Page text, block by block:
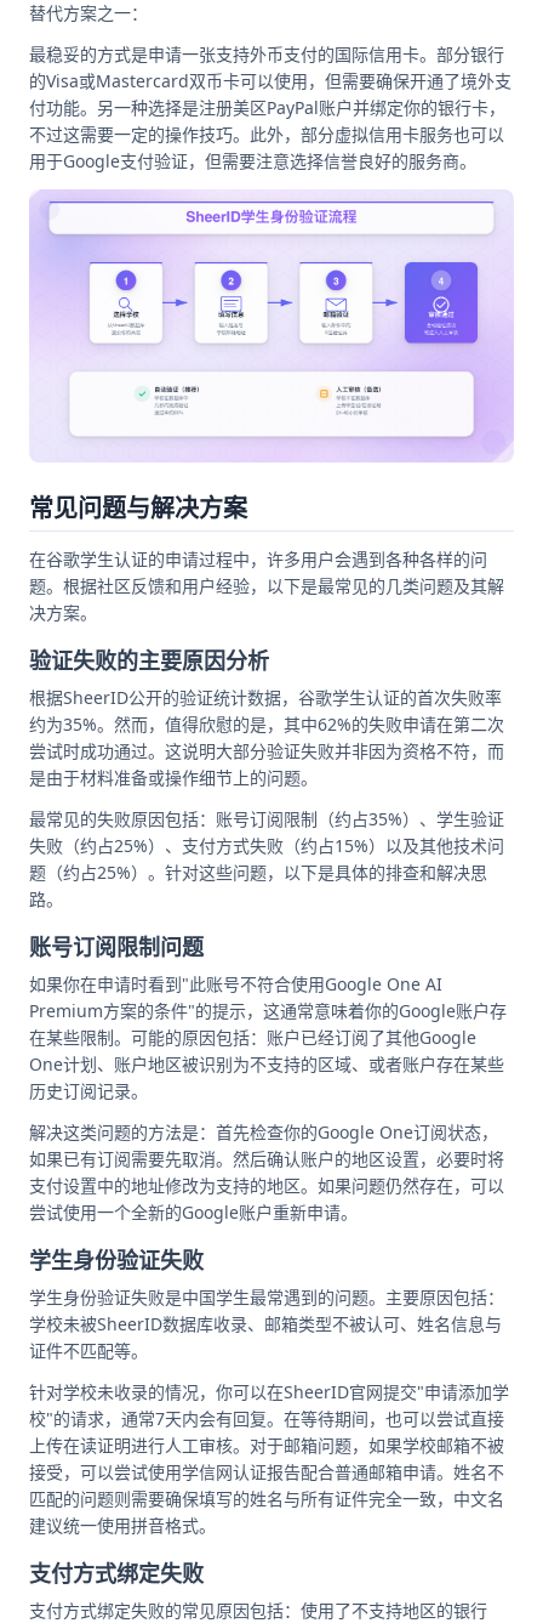
替代方案之一：
最稳妥的方式是申请一张支持外币支付的国际信用卡。部分银行
的Visa或Mastercard双币卡可以使用，但需要确保开通了境外支
付功能。另一种选择是注册美区PayPal账户并绑定你的银行卡，
不过这需要一定的操作技巧。此外，部分虚拟信用卡服务也可以
用于Google支付验证，但需要注意选择信誉良好的服务商。
常见问题与解决方案
在谷歌学生认证的申请过程中，许多用户会遇到各种各样的问
题。根据社区反馈和用户经验，以下是最常见的几类问题及其解
决方案。
验证失败的主要原因分析
根据SheerID公开的验证统计数据，谷歌学生认证的首次失败率
约为35%。然而，值得欣慰的是，其中62%的失败申请在第二次
尝试时成功通过。这说明大部分验证失败并非因为资格不符，而
是由于材料准备或操作细节上的问题。
最常见的失败原因包括：账号订阅限制（约占35%）、学生验证
失败（约占25%）、支付方式失败（约占15%）以及其他技术问
题（约占25%）。针对这些问题，以下是具体的排查和解决思
路。
账号订阅限制问题
如果你在申请时看到"此账号不符合使用Google One AI
Premium方案的条件"的提示，这通常意味着你的Google账户存
在某些限制。可能的原因包括：账户已经订阅了其他Google
One计划、账户地区被识别为不支持的区域、或者账户存在某些
历史订阅记录。
解决这类问题的方法是：首先检查你的Google One订阅状态，
如果已有订阅需要先取消。然后确认账户的地区设置，必要时将
支付设置中的地址修改为支持的地区。如果问题仍然存在，可以
尝试使用一个全新的Google账户重新申请。
学生身份验证失败
学生身份验证失败是中国学生最常遇到的问题。主要原因包括：
学校未被SheerID数据库收录、邮箱类型不被认可、姓名信息与
证件不匹配等。
针对学校未收录的情况，你可以在SheerID官网提交"申请添加学
校"的请求，通常7天内会有回复。在等待期间，也可以尝试直接
上传在读证明进行人工审核。对于邮箱问题，如果学校邮箱不被
接受，可以尝试使用学信网认证报告配合普通邮箱申请。姓名不
匹配的问题则需要确保填写的姓名与所有证件完全一致，中文名
建议统一使用拼音格式。
支付方式绑定失败
支付方式绑定失败的常见原因包括：使用了不支持地区的银行